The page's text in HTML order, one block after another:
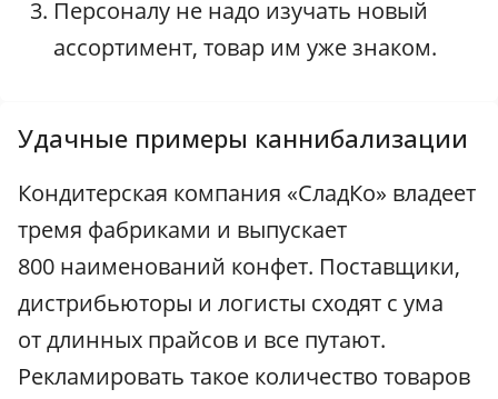
Персоналу не надо изучать новый
ассортимент, товар им уже знаком.
Удачные примеры каннибализации
Кондитерская компания «СладКо» владеет
тремя фабриками и выпускает
800 наименований конфет. Поставщики,
дистрибьюторы и логисты сходят с ума
от длинных прайсов и все путают.
Рекламировать такое количество товаров